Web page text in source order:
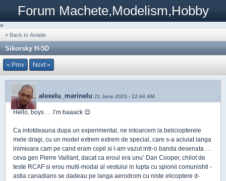
Forum Machete,Modelism,Hobby
»
« Back to Aviatie
Sikorsky H-5D
« Prev Next »
alexelu_marinelu 21 June 2023 - 12:44 AM
Hello, boys … I’m baaack 😊
Ca intotdeauna dupa un experimental, ne intoarcem la beliciopterele
mele dragi, cu un model extrem extrem de special, care s-a aciuiat langa
inimioara cam pe cand eram copil si l-am vazut intr-o banda desenata …
ceva gen Pierre Vaillant, dacat ca eroul era unu’ Dan Cooper, chilot de
teste RCAF si erou multi-modal al vestului in lupta cu spionii comunishti -
astia canadians se dadeau pe langa aerodrom cu niste elicoptere d-